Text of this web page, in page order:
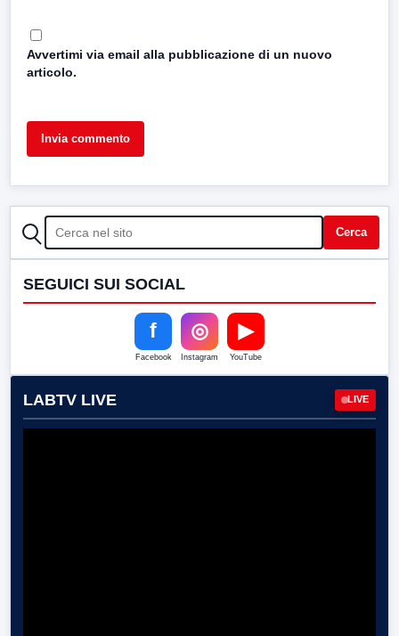
Avvertimi via email alla pubblicazione di un nuovo
articolo.
CERCA Cerca
SEGUICI SUI SOCIAL
f
Facebook
◎
Instagram
▶
YouTube
LABTV LIVE LIVE